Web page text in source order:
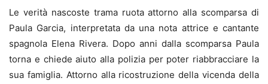
Le verità nascoste trama ruota attorno alla scomparsa di
Paula Garcia, interpretata da una nota attrice e cantante
spagnola Elena Rivera. Dopo anni dalla scomparsa Paula
torna e chiede aiuto alla polizia per poter riabbracciare la
sua famiglia. Attorno alla ricostruzione della vicenda della